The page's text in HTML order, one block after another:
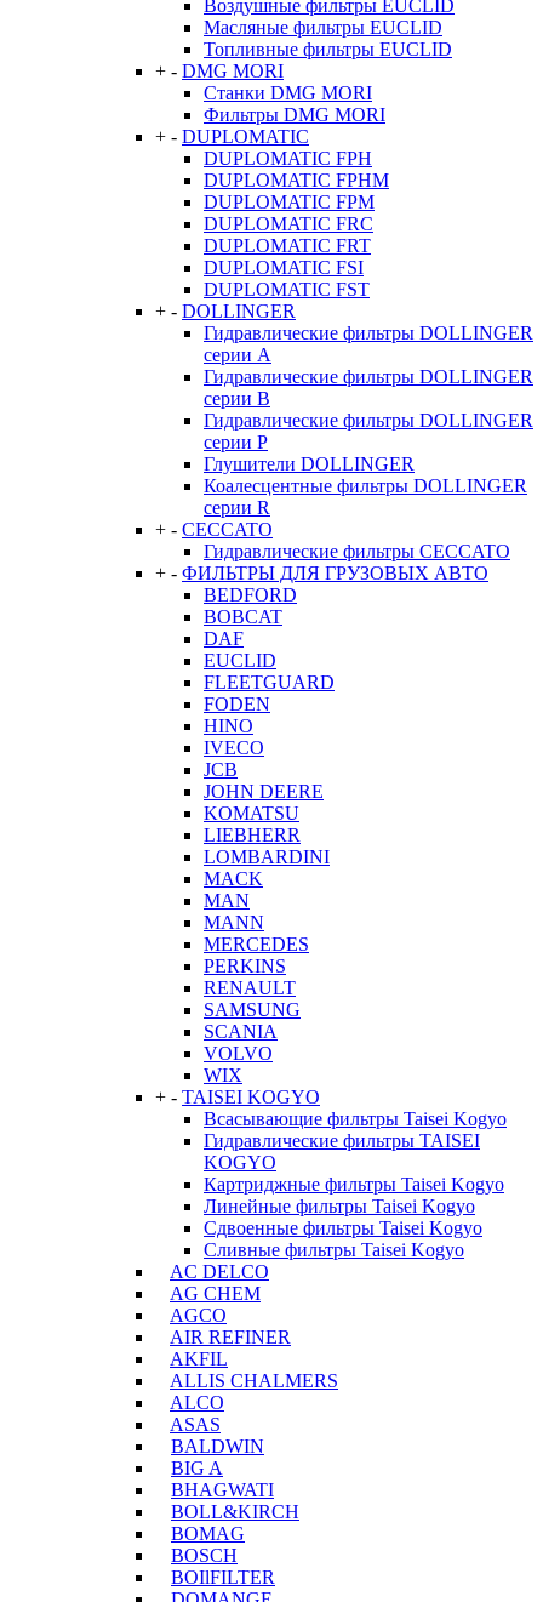
Воздушные фильтры EUCLID
Масляные фильтры EUCLID
Топливные фильтры EUCLID
+ - DMG MORI
Станки DMG MORI
Фильтры DMG MORI
+ - DUPLOMATIC
DUPLOMATIC FPH
DUPLOMATIC FPHM
DUPLOMATIC FPM
DUPLOMATIC FRC
DUPLOMATIC FRT
DUPLOMATIC FSI
DUPLOMATIC FST
+ - DOLLINGER
Гидравлические фильтры DOLLINGER
серии A
Гидравлические фильтры DOLLINGER
серии B
Гидравлические фильтры DOLLINGER
серии P
Глушители DOLLINGER
Коалесцентные фильтры DOLLINGER
серии R
+ - CECCATO
Гидравлические фильтры CECCATO
+ - ФИЛЬТРЫ ДЛЯ ГРУЗОВЫХ АВТО
BEDFORD
BOBCAT
DAF
EUCLID
FLEETGUARD
FODEN
HINO
IVECO
JCB
JOHN DEERE
KOMATSU
LIEBHERR
LOMBARDINI
MACK
MAN
MANN
MERCEDES
PERKINS
RENAULT
SAMSUNG
SCANIA
VOLVO
WIX
+ - TAISEI KOGYO
Всасывающие фильтры Taisei Kogyo
Гидравлические фильтры TAISEI
KOGYO
Картриджные фильтры Taisei Kogyo
Линейные фильтры Taisei Kogyo
Сдвоенные фильтры Taisei Kogyo
Сливные фильтры Taisei Kogyo
AC DELCO
AG CHEM
AGCO
AIR REFINER
AKFIL
ALLIS CHALMERS
ALCO
ASAS
BALDWIN
BIG A
BHAGWATI
BOLL&KIRCH
BOMAG
BOSCH
BOIlFILTER